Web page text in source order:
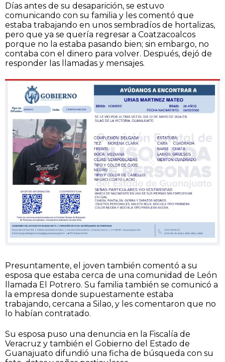
Días antes de su desaparición, se estuvo
comunicando con su familia y les comentó que
estaba trabajando en unos sembradíos de hortalizas,
pero que ya se quería regresar a Coatzacoalcos
porque no la estaba pasando bien; sin embargo, no
contaba con el dinero para volver. Después, dejó de
responder las llamadas y mensajes.
Presuntamente, el joven también comentó a su
esposa que estaba cerca de una comunidad de León
llamada El Potrero. Su familia también se comunicó a
la empresa donde supuestamente estaba
trabajando, cercana a Silao, y les comentaron que no
lo habían contratado.
Su esposa puso una denuncia en la Fiscalía de
Veracruz y también el Gobierno del Estado de
Guanajuato difundió una ficha de búsqueda con su